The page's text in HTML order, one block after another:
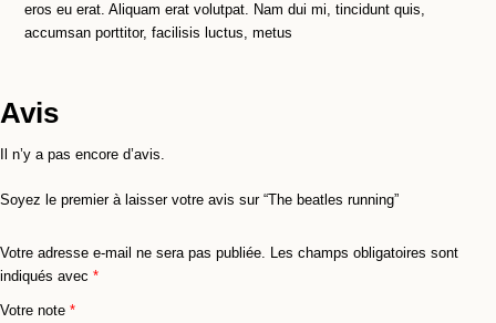
eros eu erat. Aliquam erat volutpat. Nam dui mi, tincidunt quis,
accumsan porttitor, facilisis luctus, metus
Avis
Il n’y a pas encore d’avis.
Soyez le premier à laisser votre avis sur “The beatles running”
Votre adresse e-mail ne sera pas publiée. Les champs obligatoires sont
indiqués avec *
Votre note *